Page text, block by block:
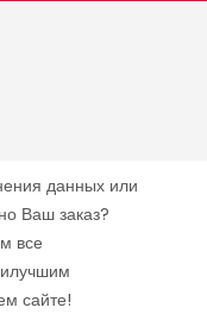
данных или
Ваш заказ?
все
сайте!